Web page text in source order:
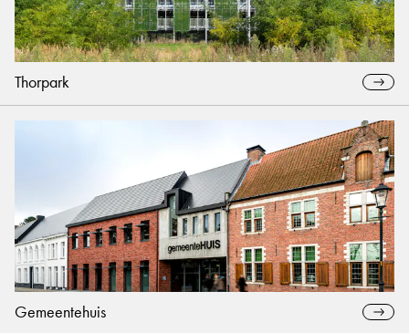
Thorpark
Gemeentehuis